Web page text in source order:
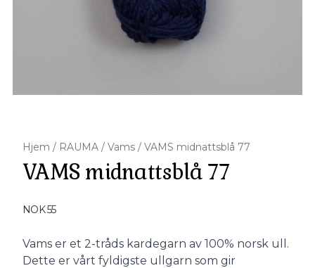
Hjem / RAUMA / Vams / VAMS midnattsblå 77
VAMS midnattsblå 77
NOK 55
Description
Vams er et 2-tråds kardegarn av 100% norsk ull.
Dette er vårt fyldigste ullgarn som gir